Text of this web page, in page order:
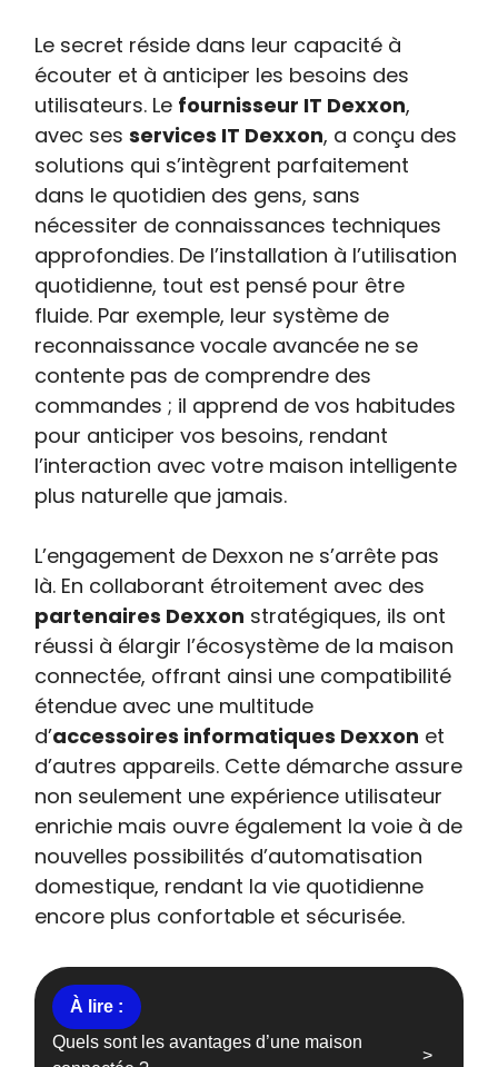
Le secret réside dans leur capacité à
écouter et à anticiper les besoins des
utilisateurs. Le fournisseur IT Dexxon,
avec sesservices IT Dexxon, a conçu des
solutions qui s’intègrent parfaitement
dans le quotidien des gens, sans
nécessiter de connaissances techniques
approfondies. De l’installation à l’utilisation
quotidienne, tout est pensé pour être
fluide. Par exemple, leur système de
reconnaissance vocale avancée ne se
contente pas de comprendre des
commandes ; il apprend de vos habitudes
pour anticiper vos besoins, rendant
l’interaction avec votre maison intelligente
plus naturelle que jamais.
L’engagement de Dexxon ne s’arrête pas
là. En collaborant étroitement avec des
partenaires Dexxon stratégiques, ils ont
réussi à élargir l’écosystème de la maison
connectée, offrant ainsi une compatibilité
étendue avec une multitude
d’accessoires informatiques Dexxon et
d’autres appareils. Cette démarche assure
non seulement une expérience utilisateur
enrichie mais ouvre également la voie à de
nouvelles possibilités d’automatisation
domestique, rendant la vie quotidienne
encore plus confortable et sécurisée.
Quels sont les avantages d’une maison